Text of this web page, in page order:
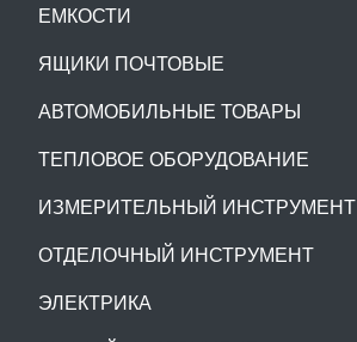
ЕМКОСТИ
ЯЩИКИ ПОЧТОВЫЕ
АВТОМОБИЛЬНЫЕ ТОВАРЫ
ТЕПЛОВОЕ ОБОРУДОВАНИЕ
ИЗМЕРИТЕЛЬНЫЙ ИНСТРУМЕНТ
ОТДЕЛОЧНЫЙ ИНСТРУМЕНТ
ЭЛЕКТРИКА